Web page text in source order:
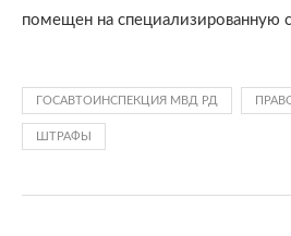
помещен на специализированную
ГОСАВТОИНСПЕКЦИЯ МВД РД
ШТРАФЫ